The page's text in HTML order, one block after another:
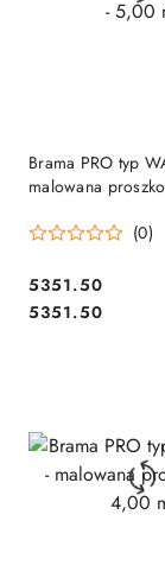
Brama PRO typ
malowana
(0)
Cena:
5351.50
Cena:
5351.50